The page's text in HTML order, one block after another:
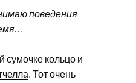
поведения
сумочке кольцо и
. Тот очень